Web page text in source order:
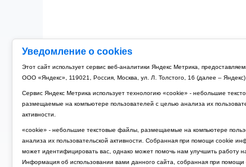
Уведомление о cookies
Этот сайт использует сервис веб-аналитики Яндекс Метрика,
ООО «Яндекс», 119021, Россия, Москва, ул. Л. Толстого, 16 (далее – Яндекс)
Сервис Яндекс Метрика использует технологию «cookie» - небольшие
размещаемые на компьютере пользователей с целью анализа их
активности.
«cookie» - небольшие текстовые файлы, размещаемые на компьютере
анализа их пользовательской активности. Собранная при помощи cookie
может идентифицировать вас, однако может помочь нам улучшить работу
Информация об использовании вами данного сайта, собранная при помощи